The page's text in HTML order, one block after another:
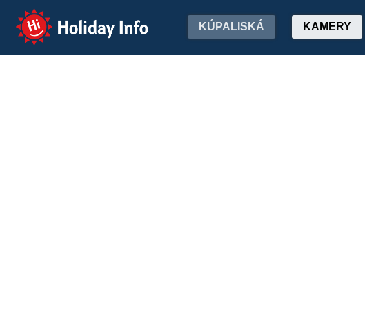
Holiday Info KÚPALISKÁ KAMERY